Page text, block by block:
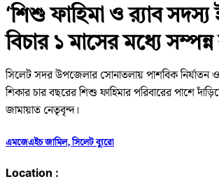
‘শিশু ফাহিমা ও র‍্যাব
বিচার ১ মাসের মধ্যে
সিলেট সদর উপজেলার সোনাতলায় পাশবিক নির্যাতন
শিকার চার বছরের শিশু ফাহিমার পরিবারের পাশে
জামায়াত নেতৃবৃন্দ।
এমজেএইচ জামিল, সিলেট ব্যুরো
Location :